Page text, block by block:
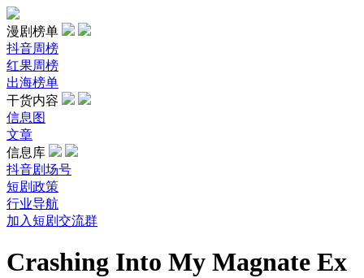
漫剧榜单
抖音周榜
红果周榜
出海榜单
干货内容
信息图
文章
信息库
抖音剧场号
短剧政策
行业导航
加入短剧交流群
Crashing Into My Magnate Ex